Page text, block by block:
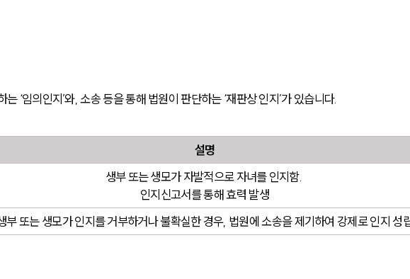
‘임의인지’와, 소송 등을 통해 법원이 판단하는 ‘재판상 인지’가 있습니다.
설명
생부 또는 생모가 자발적으로 자녀를 인지함.
인지신고서를 통해 효력 발생
부 또는 생모가 인지를 거부하거나 불확실한 경우, 법원에 소송을 제기하여 강제로 인지 성